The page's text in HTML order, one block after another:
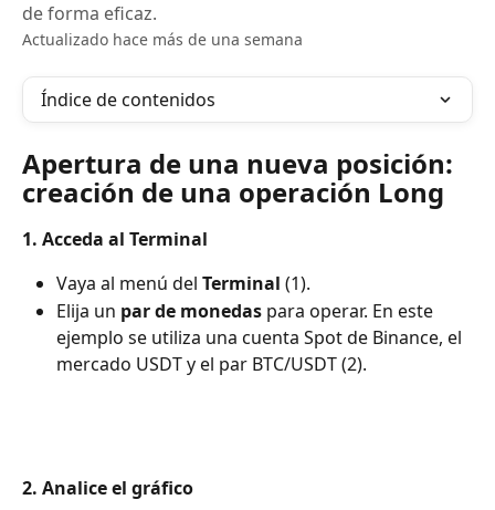
de forma eficaz.
Actualizado hace más de una semana
Índice de contenidos
Apertura de una nueva posición:
creación de una operación Long
1. Acceda al Terminal
Vaya al menú del Terminal (1).
Elija un par de monedas para operar. En este
ejemplo se utiliza una cuenta Spot de Binance, el
mercado USDT y el par BTC/USDT (2).
2. Analice el gráfico